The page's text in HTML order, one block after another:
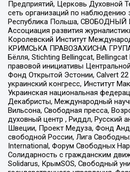
Предприятий, Церковь Духовной
сеть организаций по наблюдению
Республика Польша,
Ассоциация развития
Королевский Институт
КРИМСЬКА ПРАВОЗАХИСНА
Бёлля, Stichting Bellingcat, Bellingcat
правовой инициативы
Фонд Открытой Эстонии, Calvert
украинский конгресс, Институт
Украинская национальная
Декабристы, Международный
Вильсона, Свободная пресса,
духовный центр , Риддл, Русский
Швеции, Проект Медуза, Фонд
свободной России, Лига
International, Форум Свободных
Солидарность с гражданским
Solidarus, КрымSOS, Свободный